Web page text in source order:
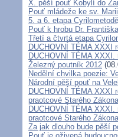
X. pěší pouť Kobylí do
Pouť mládeže ke sv.
5. a 6. etapa
Pouť k hrobu Dr.
Třetí a čtvrtá etapa
DUCHOVNÍ TÉMA XXXI
DUCHOVNÍ TÉMA
Železný poutník 2012
Nedělní chvilka poezie:
Národní pěší pouť na
DUCHOVNÍ TÉMA XXXI
praotcové Starého Zákona
DUCHOVNÍ TÉMA
praotcové Starého Zákona
Za jak dlouho bude pěší